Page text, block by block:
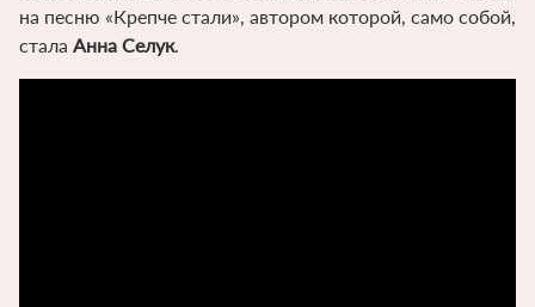
на песню «Крепче стали», автором которой, само собой,
стала Анна Селук.